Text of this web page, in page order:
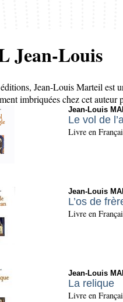
Jean-Louis
Jean-Louis Marteil est
imbriquées chez cet auteur
Jean-Louis
Le vol de
Livre en
Jean-Louis
L’os de
Livre en
Jean-Louis
La relique
Livre en